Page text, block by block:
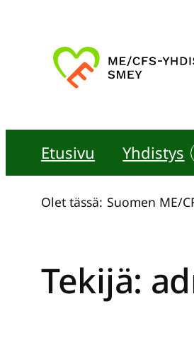
Etusivu Yhdistys
Olet tässä: Suomen ME/
Tekijä: